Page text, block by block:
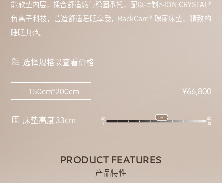
能软垫内层，揉合舒适感与稳固承托，配以特制e-ION CRYSTAL®
负离子科技，营造舒适睡眠享受，BackCare® 瑰丽床垫，精致的
睡眠典范。
选择规格以查看价格
¥66,800
床垫高度 33cm
PRODUCT FEATURES
产品特性